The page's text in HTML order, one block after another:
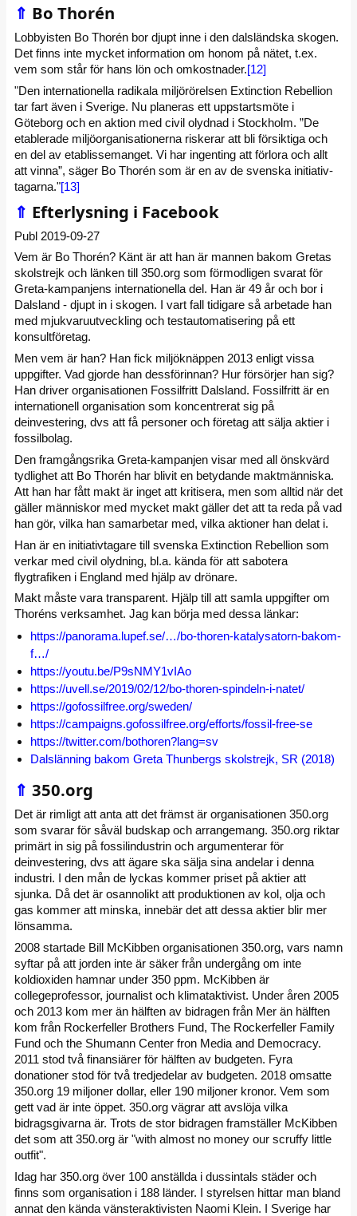
⇑ Bo Thorén
Lobbyisten Bo Thorén bor djupt inne i den dalsländska skogen.
Det finns inte mycket information om honom på nätet, t.ex.
vem som står för hans lön och omkostnader.[12]
"Den internationella radikala miljörörelsen Extinction Rebellion
tar fart även i Sverige. Nu planeras ett uppstartsmöte i
Göteborg och en aktion med civil olydnad i Stockholm. ”De
etablerade miljö­organisationerna riskerar att bli försiktiga och
en del av ­etablissemanget. Vi har ­ingenting att förlora och allt
att vinna”, säger Bo Thorén som är en av de svenska initiativ­
tagarna."[13]
⇑ Efterlysning i Facebook
Publ 2019-09-27
Vem är Bo Thorén? Känt är att han är mannen bakom Gretas
skolstrejk och länken till 350.org som förmodligen svarat för
Greta-kampanjens internationella del. Han är 49 år och bor i
Dalsland - djupt in i skogen. I vart fall tidigare så arbetade han
med mjukvaruutveckling och testautomatisering på ett
konsultföretag.
Men vem är han? Han fick miljöknäppen 2013 enligt vissa
uppgifter. Vad gjorde han dessförinnan? Hur försörjer han sig?
Han driver organisationen Fossilfritt Dalsland. Fossilfritt är en
internationell organisation som koncentrerat sig på
deinvestering, dvs att få personer och företag att sälja aktier i
fossilbolag.
Den framgångsrika Greta-kampanjen visar med all önskvärd
tydlighet att Bo Thorén har blivit en betydande maktmänniska.
Att han har fått makt är inget att kritisera, men som alltid när det
gäller människor med mycket makt gäller det att ta reda på vad
han gör, vilka han samarbetar med, vilka aktioner han delat i.
Han är en initiativtagare till svenska Extinction Rebellion som
verkar med civil olydning, bl.a. kända för att sabotera
flygtrafiken i England med hjälp av drönare.
Makt måste vara transparent. Hjälp till att samla uppgifter om
Thoréns verksamhet. Jag kan börja med dessa länkar:
https://panorama.lupef.se/…/bo-thoren-katalysatorn-bakom-
f…/
https://youtu.be/P9sNMY1vIAo
https://uvell.se/2019/02/12/bo-thoren-spindeln-i-natet/
https://gofossilfree.org/sweden/
https://campaigns.gofossilfree.org/efforts/fossil-free-se
https://twitter.com/bothoren?lang=sv
Dalslänning bakom Greta Thunbergs skolstrejk, SR (2018)
⇑ 350.org
Det är rimligt att anta att det främst är organisationen 350.org
som svarar för såväl budskap och arrangemang. 350.org riktar
primärt in sig på fossilindustrin och argumenterar för
deinvestering, dvs att ägare ska sälja sina andelar i denna
industri. I den mån de lyckas kommer priset på aktier att
sjunka. Då det är osannolikt att produktionen av kol, olja och
gas kommer att minska, innebär det att dessa aktier blir mer
lönsamma.
2008 startade Bill McKibben organisationen 350.org, vars namn
syftar på att jorden inte är säker från undergång om inte
koldioxiden hamnar under 350 ppm. McKibben är
collegeprofessor, journalist och klimataktivist. Under åren 2005
och 2013 kom mer än hälften av bidragen från Mer än hälften
kom från Rockerfeller Brothers Fund, The Rockerfeller Family
Fund och the Shumann Center fron Media and Democracy.
2011 stod två finansiärer för hälften av budgeten. Fyra
donationer stod för två tredjedelar av budgeten. 2018 omsatte
350.org 19 miljoner dollar, eller 190 miljoner kronor. Vem som
gett vad är inte öppet. 350.org vägrar att avslöja vilka
bidragsgivarna är. Trots de stor bidragen framställer McKibben
det som att 350.org är "with almost no money our scruffy little
outfit".
Idag har 350.org över 100 anställda i dussintals städer och
finns som organisation i 188 länder. I styrelsen hittar man bland
annat den kända vänsteraktivisten Naomi Klein. I Sverige har